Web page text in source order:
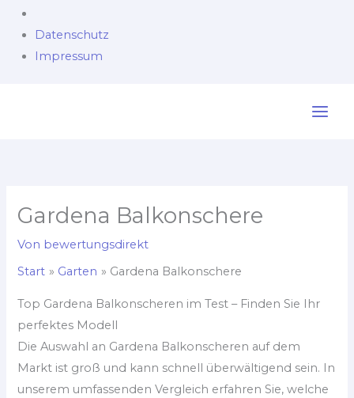
Datenschutz
Impressum
Gardena Balkonschere
Von bewertungsdirekt
Start
Garten Gardena Balkonschere
Top Gardena Balkonscheren im Test – Finden Sie Ihr
perfektes Modell
Die Auswahl an Gardena Balkonscheren auf dem
Markt ist groß und kann schnell überwältigend sein. In
unserem umfassenden Vergleich erfahren Sie, welche